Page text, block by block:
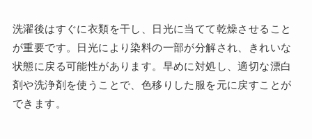
洗濯後はすぐに衣類を干し、日光に当てて乾燥させること
が重要です。日光により染料の一部が分解され、きれいな
状態に戻る可能性があります。早めに対処し、適切な漂白
剤や洗浄剤を使うことで、色移りした服を元に戻すことが
できます。